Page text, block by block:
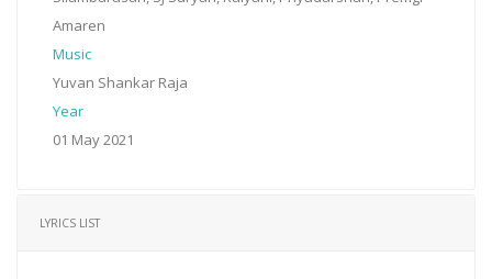
Amaren
Music
Yuvan Shankar Raja
Year
01 May 2021
LYRICS LIST